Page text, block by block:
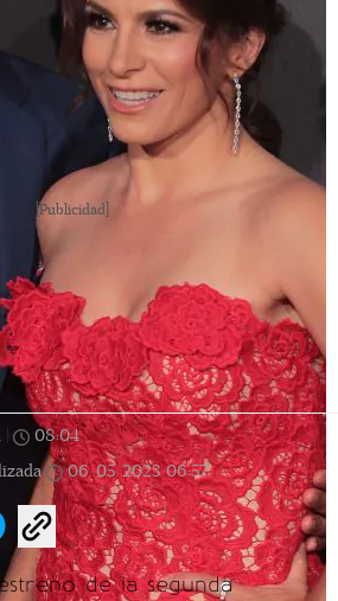
[Publicidad]
08:04 |
06/05/2023 06:57
de la segunda